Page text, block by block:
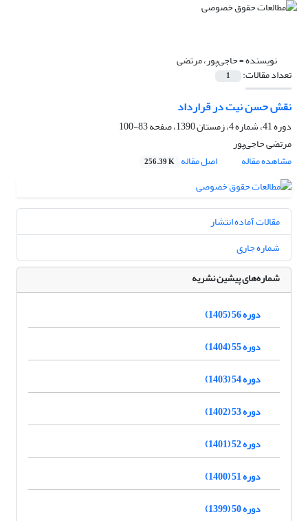
نویسنده =حاجی‌پور، مرتضی
تعداد مقالات: 1
نقش حسن نیت در قرارداد
دوره 41، شماره 4، زمستان 1390، صفحه
83-100
مرتضی حاجی‌پور
مشاهده مقاله
اصل مقاله 256.39 K
مقالات آماده انتشار
شماره جاری
شماره‌های پیشین نشریه
دوره 56 (1405)
دوره 55 (1404)
دوره 54 (1403)
دوره 53 (1402)
دوره 52 (1401)
دوره 51 (1400)
دوره 50 (1399)